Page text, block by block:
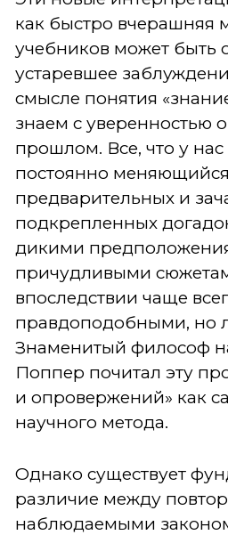
как быстро вчерашняя
учебников может быть
устаревшее
смысле понятия
знаем с уверенностью
прошлом. Все, что у нас
постоянно
предварительных и
подкрепленных
дикими
причудливыми
впоследствии чаще
правдоподобными, но
Знаменитый философ
Поппер почитал эту
и опровержений» как
научного метода.
Однако существует
различие между
наблюдаемыми